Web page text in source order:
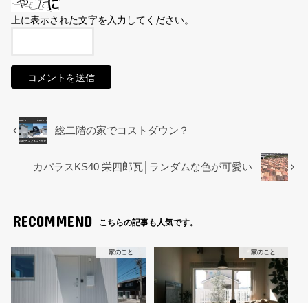
上に表示された文字を入力してください。
総二階の家でコストダウン？
カパラスKS40 栄四郎瓦│ランダムな色が可愛い
RECOMMEND こちらの記事も人気です。
家のこと 家のこと